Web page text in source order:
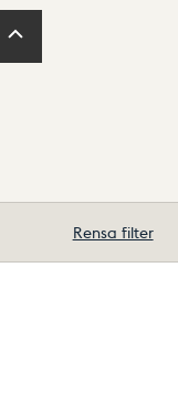
Rensa filter